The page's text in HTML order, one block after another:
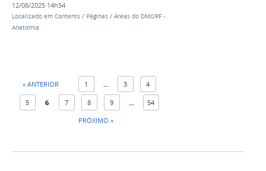
12/08/2025 14h54
Localizado em Contents / Páginas / Áreas do DMORF -
Anatomia
« ANTERIOR 1 ... 3 4
5 6 7 8 9 ...
54
PRÓXIMO »